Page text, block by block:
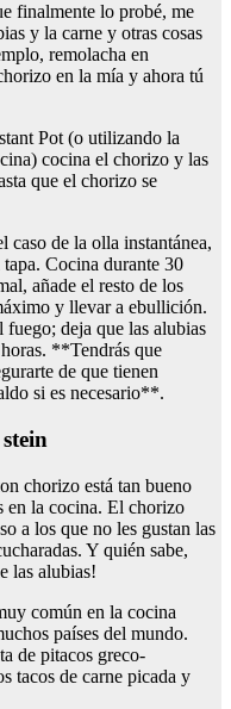
finalmente lo probé, me
y la carne y otras cosas
remolacha en
en la mía y ahora tú
Pot (o utilizando la
cocina el chorizo y las
que el chorizo se
caso de la olla instantánea,
Cocina durante 30
añade el resto de los
y llevar a ebullición.
deja que las alubias
**Tendrás que
de que tienen
si es necesario**.
chorizo está tan bueno
en la cocina. El chorizo
a los que no les gustan las
Y quién sabe,
las alubias!
común en la cocina
países del mundo.
de pitacos greco-
tacos de carne picada y